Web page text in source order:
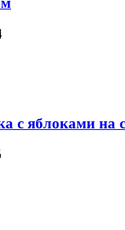
с яблоками на